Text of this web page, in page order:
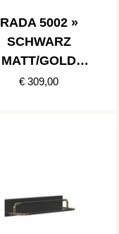
RADA 5002 »
SCHWARZ
MATT/GOLD
POLIERT
€ 309,00